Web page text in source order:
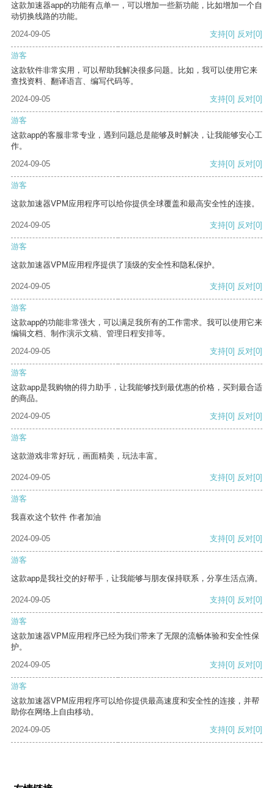
这款加速器app的功能有点单一，可以增加一些新功能，比如增加一个自
动切换线路的功能。
2024-09-05
支持[0] 反对[0]
游客
这款软件非常实用，可以帮助我解决很多问题。比如，我可以使用它来
查找资料、翻译语言、编写代码等。
2024-09-05
支持[0] 反对[0]
游客
这款app的客服非常专业，遇到问题总是能够及时解决，让我能够安心工
作。
2024-09-05
支持[0] 反对[0]
游客
这款加速器VPM应用程序可以给你提供全球覆盖和最高安全性的连接。
2024-09-05 支持[0] 反对[0]
游客
这款加速器VPM应用程序提供了顶级的安全性和隐私保护。
2024-09-05 支持[0] 反对[0]
游客
这款app的功能非常强大，可以满足我所有的工作需求。我可以使用它来
编辑文档、制作演示文稿、管理日程安排等。
2024-09-05
支持[0] 反对[0]
游客
这款app是我购物的得力助手，让我能够找到最优惠的价格，买到最合适
的商品。
2024-09-05
支持[0] 反对[0]
游客
这款游戏非常好玩，画面精美，玩法丰富。
2024-09-05 支持[0] 反对[0]
游客
我喜欢这个软件 作者加油
2024-09-05 支持[0] 反对[0]
游客
这款app是我社交的好帮手，让我能够与朋友保持联系，分享生活点滴。
2024-09-05 支持[0] 反对[0]
游客
这款加速器VPM应用程序已经为我们带来了无限的流畅体验和安全性保
护。
2024-09-05
支持[0] 反对[0]
游客
这款加速器VPM应用程序可以给你提供最高速度和安全性的连接，并帮
助你在网络上自由移动。
2024-09-05
支持[0] 反对[0]